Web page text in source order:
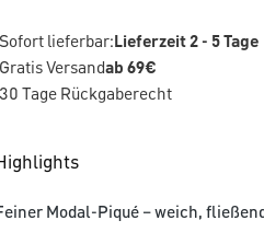
Sofort lieferbar: Lieferzeit 2 - 5 Tage
Gratis Versandab 69€
30 Tage Rückgaberecht
Modal-Piqué – weich,